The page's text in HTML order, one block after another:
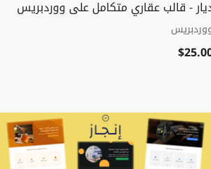
- قالب عقاري متكامل على ووردبريس